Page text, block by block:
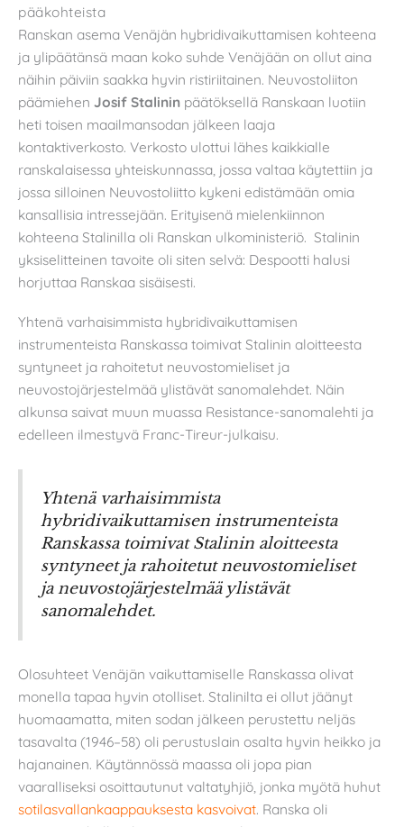
pääkohteista
Ranskan asema Venäjän hybridivaikuttamisen kohteena
ja ylipäätänsä maan koko suhde Venäjään on ollut aina
näihin päiviin saakka hyvin ristiriitainen. Neuvostoliiton
päämiehen Josif Stalinin päätöksellä Ranskaan luotiin
heti toisen maailmansodan jälkeen laaja
kontaktiverkosto. Verkosto ulottui lähes kaikkialle
ranskalaisessa yhteiskunnassa, jossa valtaa käytettiin ja
jossa silloinen Neuvostoliitto kykeni edistämään omia
kansallisia intressejään. Erityisenä mielenkiinnon
kohteena Stalinilla oli Ranskan ulkoministeriö. Stalinin
yksiselitteinen tavoite oli siten selvä: Despootti halusi
horjuttaa Ranskaa sisäisesti.
Yhtenä varhaisimmista hybridivaikuttamisen
instrumenteista Ranskassa toimivat Stalinin aloitteesta
syntyneet ja rahoitetut neuvostomieliset ja
neuvostojärjestelmää ylistävät sanomalehdet. Näin
alkunsa saivat muun muassa Resistance-sanomalehti ja
edelleen ilmestyvä Franc-Tireur-julkaisu.
Yhtenä varhaisimmista
hybridivaikuttamisen instrumenteista
Ranskassa toimivat Stalinin aloitteesta
syntyneet ja rahoitetut neuvostomieliset
ja neuvostojärjestelmää ylistävät
sanomalehdet.
Olosuhteet Venäjän vaikuttamiselle Ranskassa olivat
monella tapaa hyvin otolliset. Stalinilta ei ollut jäänyt
huomaamatta, miten sodan jälkeen perustettu neljäs
tasavalta (1946–58) oli perustuslain osalta hyvin heikko ja
hajanainen. Käytännössä maassa oli jopa pian
vaaralliseksi osoittautunut valtatyhjiö, jonka myötä huhut
sotilasvallankaappauksesta kasvoivat. Ranska oli